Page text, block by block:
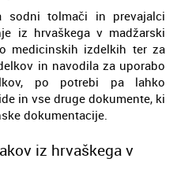
tolmači in prevajalci
iz hrvaškega v madžarski
medicinskih izdelkih ter za
in navodila za uporabo
po potrebi pa lahko
in vse druge dokumente, ki
dokumentacije.
iz hrvaškega v